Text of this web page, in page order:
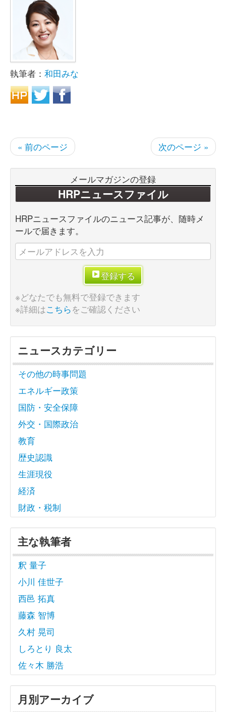
執筆者： 和田みな
« 前のページ 次のページ »
メールマガジンの登録
HRPニュースファイル
HRPニュースファイルのニュース記事が、随時メ
ールで届きます。
登録する
※どなたでも無料で登録できます
※詳細はこちらをご確認ください
ニュースカテゴリー
その他の時事問題
エネルギー政策
国防・安全保障
外交・国際政治
教育
歴史認識
生涯現役
経済
財政・税制
主な執筆者
釈 量子
小川 佳世子
西邑 拓真
藤森 智博
久村 晃司
しろとり 良太
佐々木 勝浩
月別アーカイブ